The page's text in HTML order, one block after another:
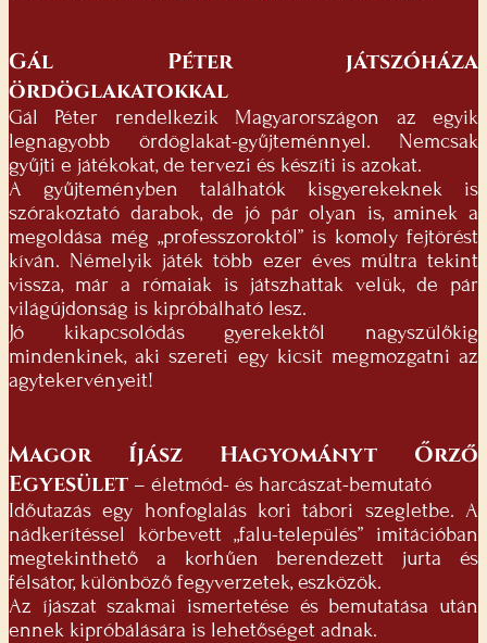
Gál Péter játszóháza
ördöglakatokkal
Gál Péter rendelkezik Magyarországon az egyik
legnagyobb ördöglakat-gyűjteménnyel. Nemcsak
gyűjti e játékokat, de tervezi és készíti is azokat.
A gyűjteményben találhatók kisgyerekeknek is
szórakoztató darabok, de jó pár olyan is, aminek a
megoldása még „professzoroktól” is komoly fejtörést
kíván. Némelyik játék több ezer éves múltra tekint
vissza, már a rómaiak is játszhattak velük, de pár
világújdonság is kipróbálható lesz.
Jó kikapcsolódás gyerekektől nagyszülőkig
mindenkinek, aki szereti egy kicsit megmozgatni az
agytekervényeit!
Magor Íjász Hagyományt Őrző
Egyesület – életmód- és harcászat-bemutató
Időutazás egy honfoglalás kori tábori szegletbe. A
nádkerítéssel körbevett „falu-település” imitációban
megtekinthető a korhűen berendezett jurta és
félsátor, különböző fegyverzetek, eszközök.
Az íjászat szakmai ismertetése és bemutatása után
ennek kipróbálására is lehetőséget adnak.